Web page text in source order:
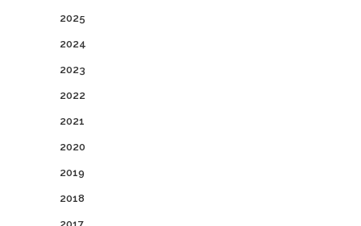
2025
2024
2023
2022
2021
2020
2019
2018